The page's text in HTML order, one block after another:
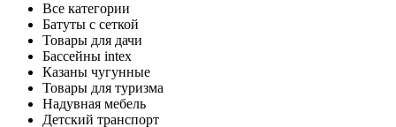
Все категории
Батуты с сеткой
Товары для дачи
Бассейны intex
Казаны чугунные
Товары для туризма
Надувная мебель
Детский транспорт